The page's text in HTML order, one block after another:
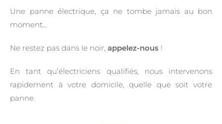
Une panne électrique, ça ne tombe jamais au bon
moment…
Ne restez pas dans le noir, appelez-nous !
En tant qu’électriciens qualifiés, nous intervenons
rapidement à votre domicile, quelle que soit votre
panne.